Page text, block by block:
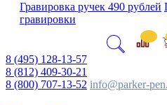
Гравировка ручек 490 рублей
гравировки
8 (495) 128-13-57
8 (812) 409-30-21
8 (800) 707-13-52 info@parker-